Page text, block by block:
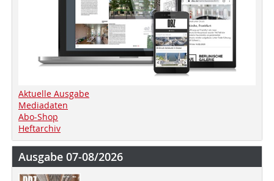
Aktuelle Ausgabe
Mediadaten
Abo-Shop
Heftarchiv
Ausgabe 07-08/2026